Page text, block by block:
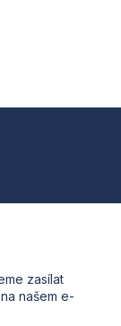
zasílat
našem e-